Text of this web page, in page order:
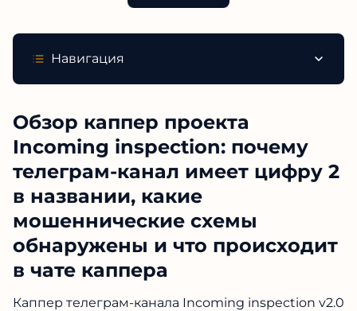
Навигация
Обзор каппер проекта
Incoming inspection: почему
телеграм-канал имеет цифру 2
в названии, какие
мошеннические схемы
обнаружены и что происходит
в чате каппера
Каппер телеграм-канала Incoming inspection v2.0